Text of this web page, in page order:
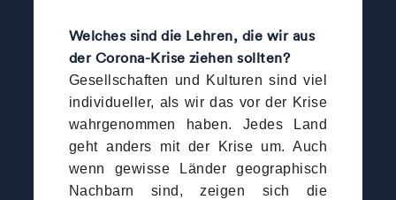
Welches sind die Lehren, die wir aus
der Corona-Krise ziehen sollten?
Gesellschaften und Kulturen sind viel
individueller, als wir das vor der Krise
wahrgenommen haben. Jedes Land
geht anders mit der Krise um. Auch
wenn gewisse Länder geographisch
Nachbarn sind, zeigen sich die